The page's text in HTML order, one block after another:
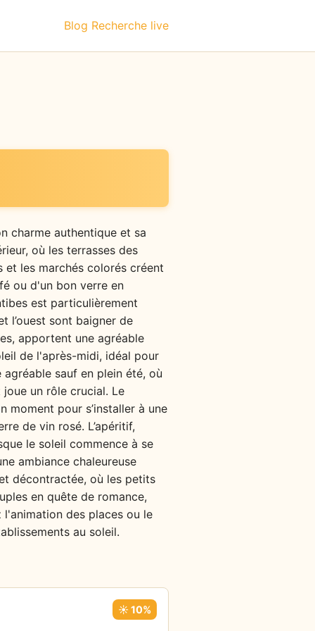
Blog Recherche live
charme authentique et sa
où les terrasses des
et les marchés colorés créent
ou d'un bon verre en
est particulièrement
l’ouest sont baigner de
apportent une agréable
de l'après-midi, idéal pour
sauf en plein été, où
un rôle crucial. Le
moment pour s’installer à une
de vin rosé. L’apéritif,
le soleil commence à se
ambiance chaleureuse
décontractée, où les petits
en quête de romance,
des places ou le
au soleil.
☀️ 10%